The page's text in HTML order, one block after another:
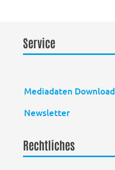
Service
Mediadaten Download
Newsletter
Rechtliches